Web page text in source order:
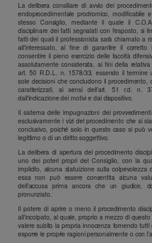
La delibera consiliare di avvio del
endoprocedimentale prodromico,
stesso Consiglio, mediante il quale il
disciplinare dei fatti segnalati con l’esposto, si
fatti dei quali il professionista sarà chiamato a
all’interessato, al fine di garantire il
consentire il pieno esercizio delle facoltà
assolutamente considerata, ai fini della
art. 50 R.D.L. n. 1578/33, essendo il termine
sole decisioni che concludono il procedimento,
caratterizzati, ai sensi dell’art. 51 r.d. n.
dall’indicazione dei motivi e dal dispositivo.
Il sistema delle impugnazioni dei
esclusivamente i vizi del procedimento che si
conclusivo, poiché solo in questo caso si può
legittimo o di un diritto soggettivo.
La delibera di apertura del procedimento
uno dei poteri propri del Consiglio, con la
implicito, alcuna statuizione sulla
essa non può essere consentita alcuna
dell’accusa prima ancora che un giudice,
pronunziato.
Il potere di aprire o meno il procedimento
all’incolpato, al quale, proprio a mezzo di
valere subito la propria innocenza fornendo
esporre le proprie ragioni personalmente o con